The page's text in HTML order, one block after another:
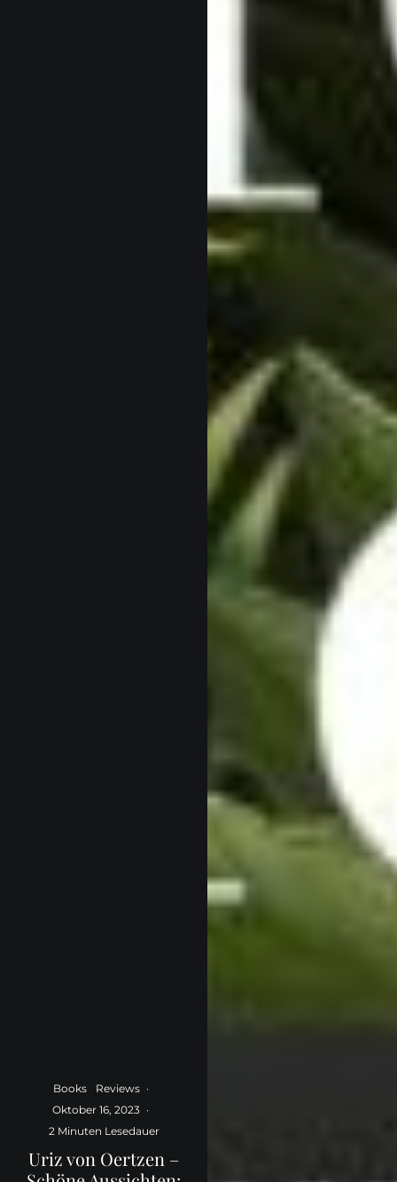
Books Reviews ·
Oktober 16, 2023 ·
2 Minuten Lesedauer
Uriz von Oertzen –